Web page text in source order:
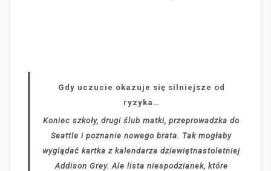
Gdy uczucie okazuje się silniejsze od
ryzyka…
Koniec szkoły, drugi ślub matki, przeprowadzka do
Seattle i poznanie nowego brata. Tak mogłaby
wyglądać kartka z kalendarza dziewiętnastoletniej
Addison Grey. Ale lista niespodzianek, które